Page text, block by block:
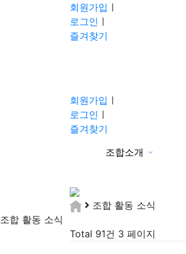
회원가입 ㅣ
로그인 ㅣ
즐겨찾기
회원가입 ㅣ
로그인 ㅣ
즐겨찾기
조합소개
조합 활동 소식
조합 활동 소식
Total 91건 3 페이지